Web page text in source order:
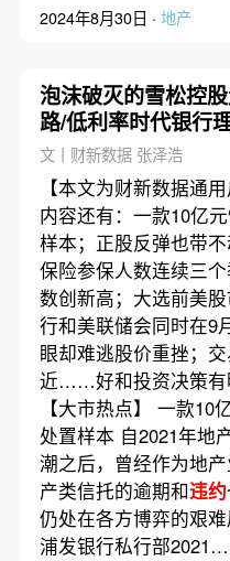
2024年8月30日 · 地产
泡沫破灭的雪松控
路/低利率时代银行
破局｜数据精华
文丨财新数据 张泽浩
【本文为财新数据通
内容还有：一款10亿
样本；正股反弹也带
保险参保人数连续三
数创新高；大选前美
行和美联储会同时在9
眼却难逃股价重挫；
近……好和投资决策
【大市热点】 一款10
处置样本 自2021年地
潮之后，曾经作为地
产类信托的逾期和违约
仍处在各方博弈的艰
浦发银行私行部